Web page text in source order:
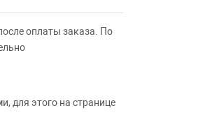
оплаты заказа. По
для этого на странице